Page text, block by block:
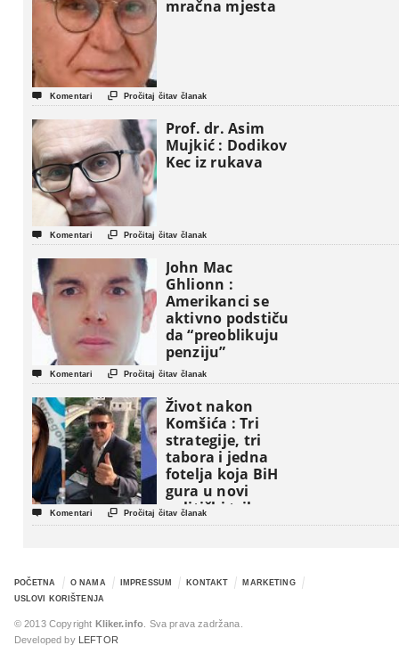
mračna mjesta
 Komentari  Pročitaj čitav članak
Prof. dr. Asim
Mujkić : Dodikov
Kec iz rukava
 Komentari  Pročitaj čitav članak
John Mac
Ghlionn :
Amerikanci se
aktivno podstiču
da “preoblikuju
penziju”
 Komentari  Pročitaj čitav članak
Život nakon
Komšića : Tri
strategije, tri
tabora i jedna
fotelja koja BiH
gura u novi
politički triler
 Komentari  Pročitaj čitav članak
POČETNA O NAMA IMPRESSUM KONTAKT
MARKETING
USLOVI KORIŠTENJA
© 2013 Copyright Kliker.info . Sva prava zadržana.
Developed by
LEFTOR